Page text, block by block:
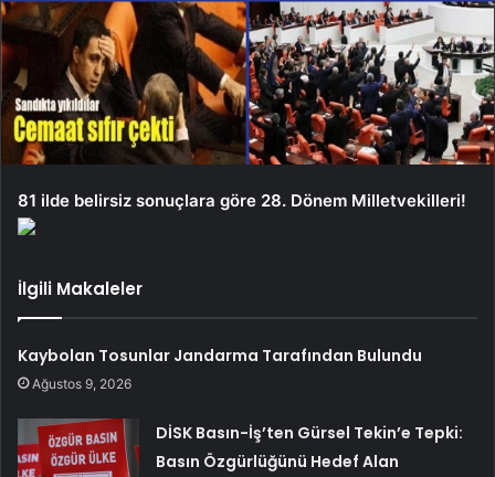
81 ilde belirsiz sonuçlara göre 28. Dönem Milletvekilleri!
İlgili Makaleler
Kaybolan Tosunlar Jandarma Tarafından Bulundu
Ağustos 9, 2026
DİSK Basın-İş’ten Gürsel Tekin’e Tepki:
Basın Özgürlüğünü Hedef Alan